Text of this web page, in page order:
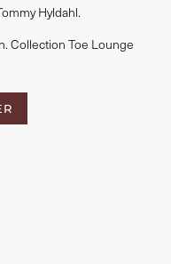
Hyldahl.
Collection Toe Lounge